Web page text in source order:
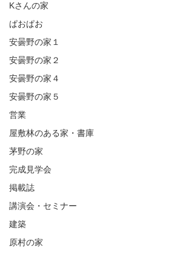
Kさんの家
ぱおぱお
安曇野の家１
安曇野の家２
安曇野の家４
安曇野の家５
営業
屋敷林のある家・書庫
茅野の家
完成見学会
掲載誌
講演会・セミナー
建築
原村の家